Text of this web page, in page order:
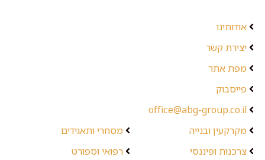
אודותינו
יצירת קשר
מפת אתר
פייסבוק
office@abg-group.co.il
מקרקעין ובנייה
צרכנות ופיננסי
מסחרי ותאגידים
רפואי וספורט